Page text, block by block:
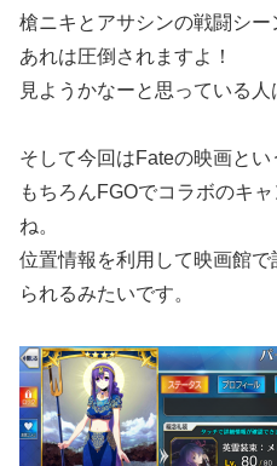
槍ニキとアサシンの戦闘シー
あれは圧倒されますよ！
見ようかなーと思っている人
そして今回はFateの映画とい
もちろんFGOでコラボのキ
ね。
位置情報を利用して映画館
られるみたいです。